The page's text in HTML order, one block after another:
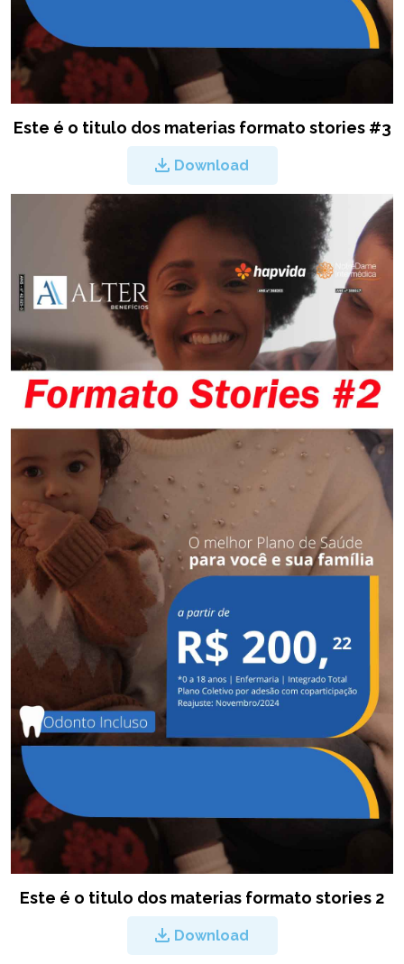
Este é o titulo dos materias formato stories #3
Download
Este é o titulo dos materias formato stories 2
Download